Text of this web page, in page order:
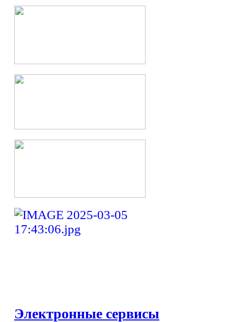
Электронные сервисы